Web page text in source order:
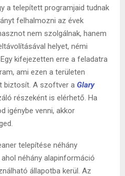
a telepített programjaid tudnak
felhalmozni az évek
nem szolgálnak, hanem
helyet, némi
kifejezetten erre a feladatra
ami ezen a területen
biztosít. A szoftver a Glary
részeként is elérhető. Ha
igénybe venni, akkor
telepítése néhány
néhány alapinformáció
állapotba kerül. Az